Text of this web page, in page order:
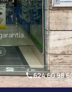
624 60 98